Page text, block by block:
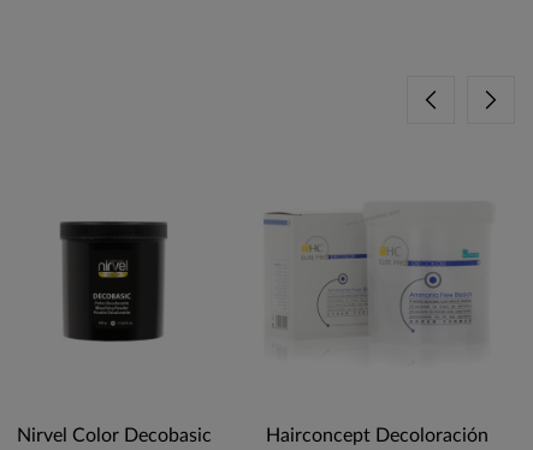
Nirvel Color Decobasic
Hairconcept Decoloración